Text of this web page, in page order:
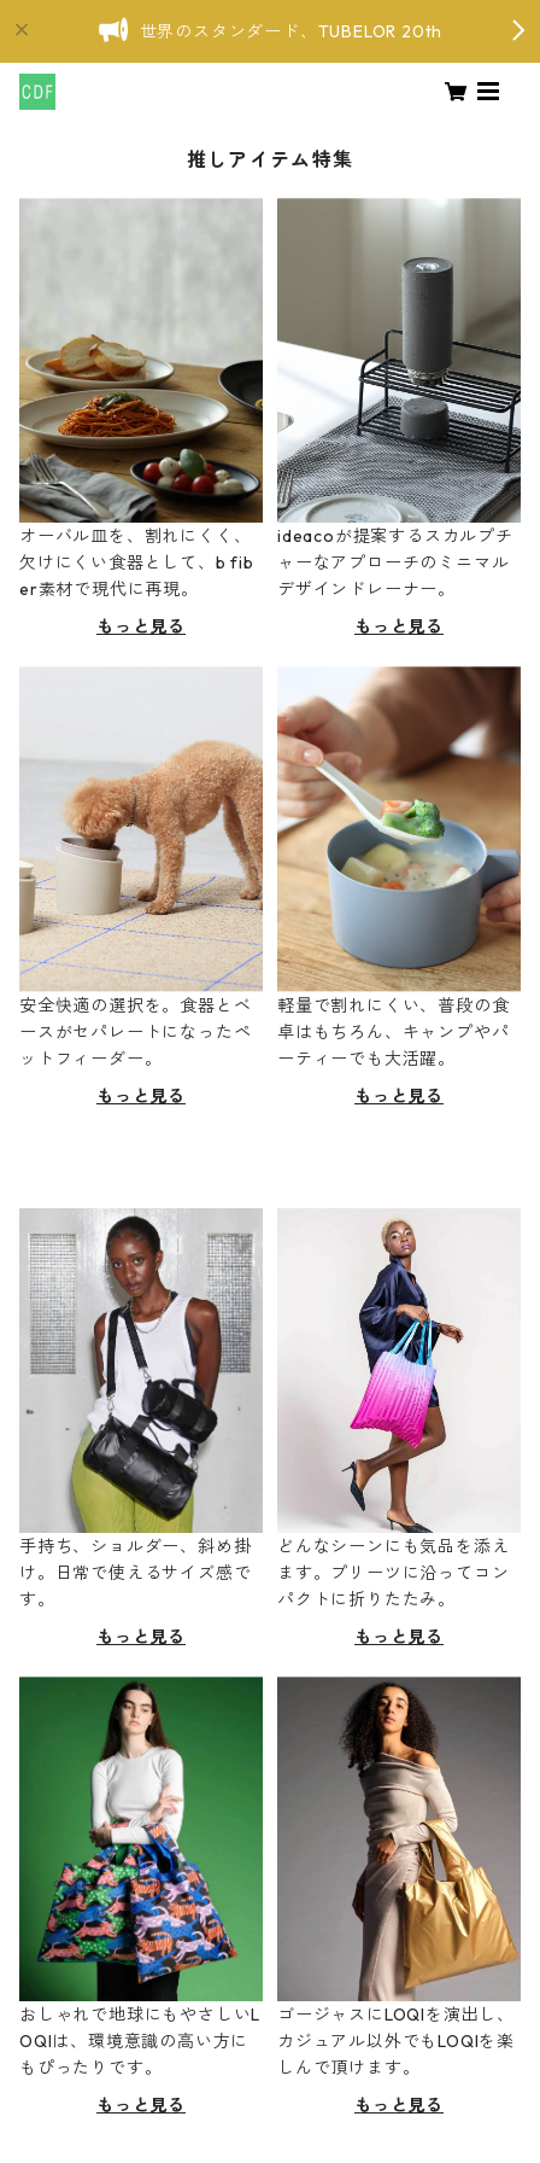
世界のスタンダード、TUBELOR 20th
推しアイテム特集
オーバル皿を、割れにくく、
欠けにくい食器として、b fib
er素材で現代に再現。
もっと見る
ideacoが提案するスカルプチ
ャーなアプローチのミニマル
デザインドレーナー。
もっと見る
安全快適の選択を。食器とベ
ースがセパレートになったペ
ットフィーダー。
もっと見る
軽量で割れにくい、普段の食
卓はもちろん、キャンプやパ
ーティーでも大活躍。
もっと見る
手持ち、ショルダー、斜め掛
け。日常で使えるサイズ感で
す。
もっと見る
どんなシーンにも気品を添え
ます。プリーツに沿ってコン
パクトに折りたたみ。
もっと見る
おしゃれで地球にもやさしいL
OQIは、環境意識の高い方に
もぴったりです。
もっと見る
ゴージャスにLOQIを演出し、
カジュアル以外でもLOQIを楽
しんで頂けます。
もっと見る